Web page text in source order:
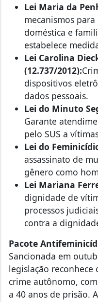
Lei Maria da
mecanismos
doméstica e
estabelece
Lei Carolina
(12.737/2012):
dispositivos
dados pessoais.
Lei do Minuto
Garante
pelo SUS a
Lei do
assassinato de
gênero como
Lei Mariana
dignidade de
processos
contra a
Pacote
Sancionada em
legislação
crime autônomo,
a 40 anos de prisão.